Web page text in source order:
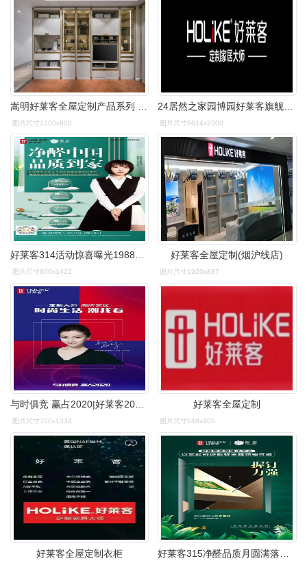
图片尺寸1200x800 图片尺寸6614x2200
好莱客314活动惊喜曝光19888全屋购狂欢
图片尺寸800x1422
好莱客全屋定制(烟沪线店)
图片尺寸1920x887
图片尺寸750x1334
好莱客全屋定制
图片尺寸648x405
好莱客全屋定制衣柜